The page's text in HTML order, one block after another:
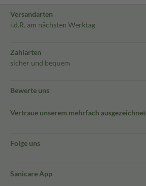
Versandarten
i.d.R. am nächsten Werktag
Zahlarten
sicher und bequem
Bewerte uns
Vertraue unserem mehrfach
Folge uns
Sanicare App